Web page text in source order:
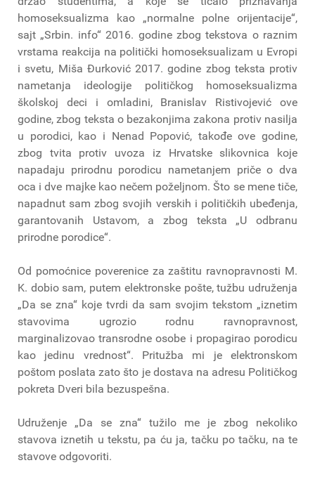
homoseksualizma kao „normalne polne orijentacije“,
sajt „Srbin. info“ 2016. godine zbog tekstova o raznim
vrstama reakcija na politički homoseksualizam u Evropi
i svetu, Miša Đurković 2017. godine zbog teksta protiv
nametanja ideologije političkog homoseksualizma
školskoj deci i omladini, Branislav Ristivojević ove
godine, zbog teksta o bezakonjima zakona protiv nasilja
u porodici, kao i Nenad Popović, takođe ove godine,
zbog tvita protiv uvoza iz Hrvatske slikovnica koje
napadaju prirodnu porodicu nametanjem priče o dva
oca i dve majke kao nečem poželjnom. Što se mene tiče,
napadnut sam zbog svojih verskih i političkih ubeđenja,
garantovanih Ustavom, a zbog teksta „U odbranu
prirodne porodice“.
Od pomoćnice poverenice za zaštitu ravnopravnosti M.
K. dobio sam, putem elektronske pošte, tužbu udruženja
„Da se zna“ koje tvrdi da sam svojim tekstom „iznetim
stavovima ugrozio rodnu ravnopravnost,
marginalizovao transrodne osobe i propagirao porodicu
kao jedinu vrednost“. Pritužba mi je elektronskom
poštom poslata zato što je dostava na adresu Političkog
pokreta Dveri bila bezuspešna.
Udruženje „Da se zna“ tužilo me je zbog nekoliko
stavova iznetih u tekstu, pa ću ja, tačku po tačku, na te
stavove odgovoriti.